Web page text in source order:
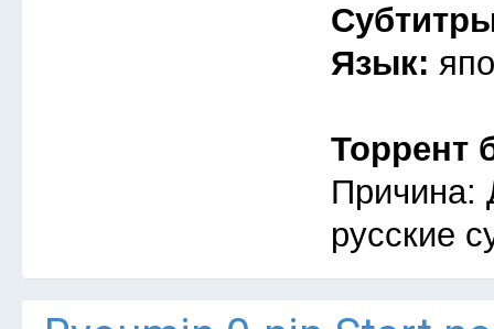
Язык:
Торрент
Причина:
русские